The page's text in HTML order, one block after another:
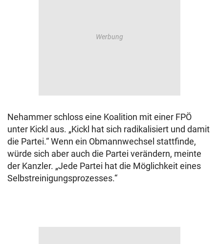
Nehammer schloss eine Koalition mit einer FPÖ
unter Kickl aus. „Kickl hat sich radikalisiert und damit
die Partei.“ Wenn ein Obmannwechsel stattfinde,
würde sich aber auch die Partei verändern, meinte
der Kanzler. „Jede Partei hat die Möglichkeit eines
Selbstreinigungsprozesses.“